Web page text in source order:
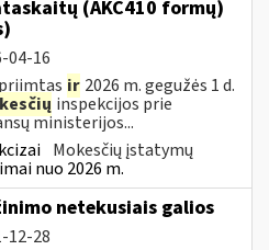
(AKC410 formų)
04-16
ir 2026 m. gegužės 1 d.
inspekcijos prie
ministerijos...
Mokesčių įstatymų
nuo 2026 m.
netekusiais galios
12-28